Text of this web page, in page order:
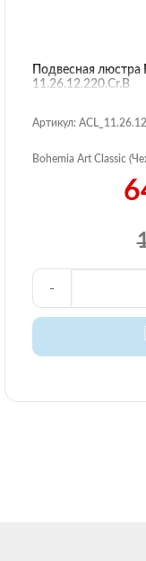
Подвесная люстра
11.26.12.220.Cr.B
Артикул:
Bohemia Art Classic
-